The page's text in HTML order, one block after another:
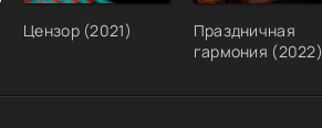
Цензор (2021)
Праздничная
гармония (2022)